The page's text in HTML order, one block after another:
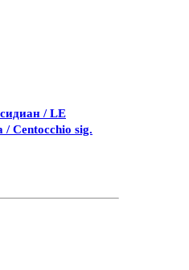
/ LE
Centocchio sig.